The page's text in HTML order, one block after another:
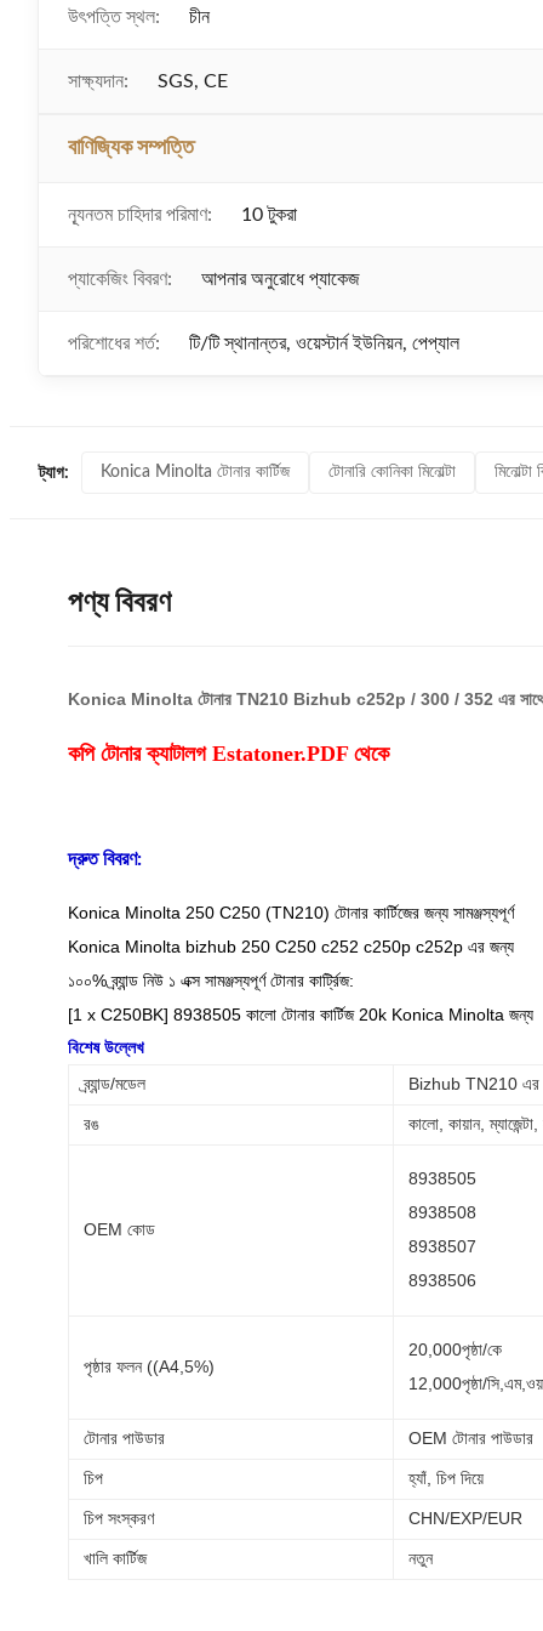
উৎপত্তি স্থল: চীন
সাক্ষ্যদান: SGS, CE
বাণিজ্যিক সম্পত্তি
ন্যূনতম চাহিদার পরিমাণ: 10 টুকরা
প্যাকেজিং বিবরণ: আপনার অনুরোধে প্যাকেজ
পরিশোধের শর্ত: টি/টি স্থানান্তর, ওয়েস্টার্ন ইউনিয়ন, পেপ্যাল
ট্যাগ: Konica Minolta টোনার কার্টিজ টোনারি কোনিকা মিনোল্টা মিনোল্টা
পণ্য বিবরণ
Konica Minolta টোনার TN210 Bizhub c252p / 300 / 352 এর সাথে
কপি টোনার ক্যাটালগ Estatoner.PDF থেকে
দ্রুত বিবরণ:
Konica Minolta 250 C250 (TN210) টোনার কার্টিজের জন্য সামঞ্জস্যপূর্ণ
Konica Minolta bizhub 250 C250 c252 c250p c252p এর জন্য
১০০% ব্র্যান্ড নিউ ১ এক্স সামঞ্জস্যপূর্ণ টোনার কার্ট্রিজ:
[1 x C250BK] 8938505 কালো টোনার কার্টিজ 20k Konica Minolta জন্য
বিশেষ উল্লেখ
ব্র্যান্ড/মডেল
Bizhub TN210 এর
রঙ কালো, কায়ান,
OEM কোড
8938505
8938508
8938507
8938506
পৃষ্ঠার ফলন ((A4,5%)
20,000পৃষ্ঠা/কে
12,000পৃষ্ঠা/
টোনার পাউডার OEM টোনার পাউডার
চিপ হ্যাঁ, চিপ দিয়ে
চিপ সংস্করণ CHN/EXP/EUR
খালি কার্টিজ নতুন